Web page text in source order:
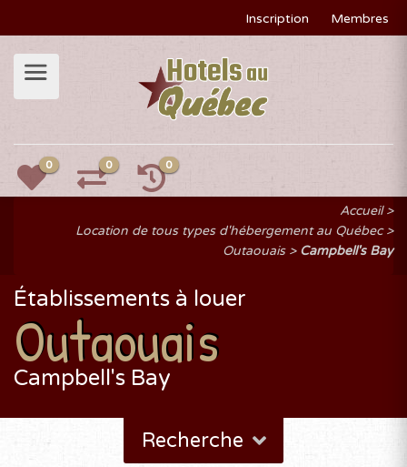
Inscription Membres
0 0 0
Accueil
Location de tous types d'hébergement au Québec
Outaouais
Campbell's Bay
Établissements à louer
Outaouais
Campbell's Bay
Recherche